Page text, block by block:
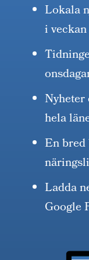
Lokala
i
hela
En
Ladda
Google